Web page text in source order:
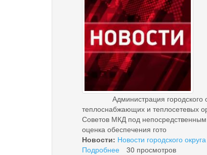
Севера,
Сибири
и
Дальнего
Востока
в
2026
году
palana.jpg
Администрация городского
теплоснабжающих и теплосетевых
Советов МКД под непосредственным
оценка обеспечения гото
Новости: Новости городского округа
Подробнее
30 просмотров